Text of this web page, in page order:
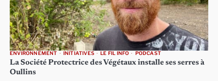
ENVIRONNEMENT INITIATIVES LE FIL INFO PODCAST
La Société Protectrice des Végétaux installe ses serres à
Oullins